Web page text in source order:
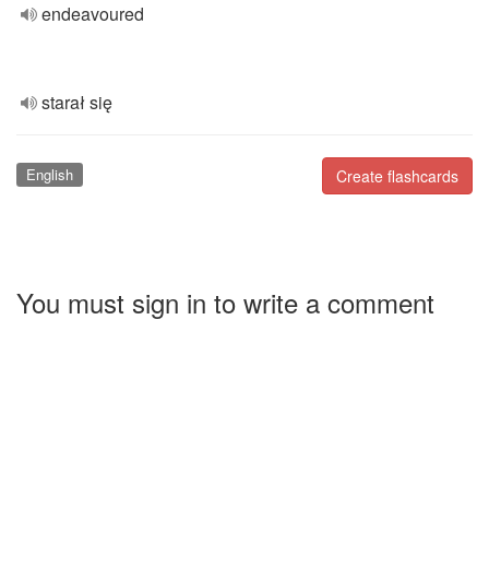
endeavoured
starał się
Create flashcards
English
You must sign in to write a comment